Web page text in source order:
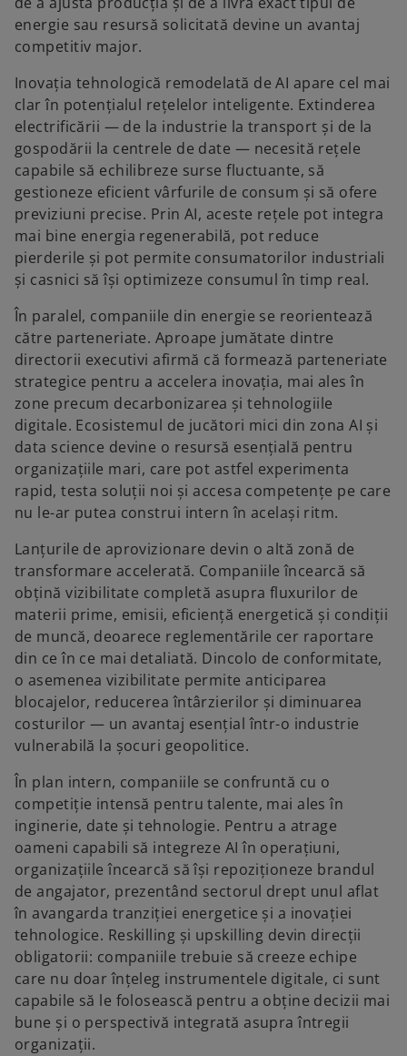
energie sau resursă solicitată devine un avantaj
competitiv major.
Inovația tehnologică remodelată de AI apare cel mai
clar în potențialul rețelelor inteligente. Extinderea
electrificării — de la industrie la transport și de la
gospodării la centrele de date — necesită rețele
capabile să echilibreze surse fluctuante, să
gestioneze eficient vârfurile de consum și să ofere
previziuni precise. Prin AI, aceste rețele pot integra
mai bine energia regenerabilă, pot reduce
pierderile și pot permite consumatorilor industriali
și casnici să își optimizeze consumul în timp real.
În paralel, companiile din energie se reorientează
către parteneriate. Aproape jumătate dintre
directorii executivi afirmă că formează parteneriate
strategice pentru a accelera inovația, mai ales în
zone precum decarbonizarea și tehnologiile
digitale. Ecosistemul de jucători mici din zona AI și
data science devine o resursă esențială pentru
organizațiile mari, care pot astfel experimenta
rapid, testa soluții noi și accesa competențe pe care
nu le-ar putea construi intern în același ritm.
Lanțurile de aprovizionare devin o altă zonă de
transformare accelerată. Companiile încearcă să
obțină vizibilitate completă asupra fluxurilor de
materii prime, emisii, eficiență energetică și condiții
de muncă, deoarece reglementările cer raportare
din ce în ce mai detaliată. Dincolo de conformitate,
o asemenea vizibilitate permite anticiparea
blocajelor, reducerea întârzierilor și diminuarea
costurilor — un avantaj esențial într-o industrie
vulnerabilă la șocuri geopolitice.
În plan intern, companiile se confruntă cu o
competiție intensă pentru talente, mai ales în
inginerie, date și tehnologie. Pentru a atrage
oameni capabili să integreze AI în operațiuni,
organizațiile încearcă să își repoziționeze brandul
de angajator, prezentând sectorul drept unul aflat
în avangarda tranziției energetice și a inovației
tehnologice. Reskilling și upskilling devin direcții
obligatorii: companiile trebuie să creeze echipe
care nu doar înțeleg instrumentele digitale, ci sunt
capabile să le folosească pentru a obține decizii mai
bune și o perspectivă integrată asupra întregii
organizații.